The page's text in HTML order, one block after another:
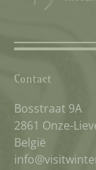
Contact
Bosstraat 9A
2861 Onze-
België